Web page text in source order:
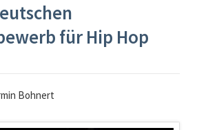
für Hip Hop
Bohnert